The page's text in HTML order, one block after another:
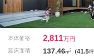
本体価格 2,811万円
延床面積 137.46m2 (41.5坪